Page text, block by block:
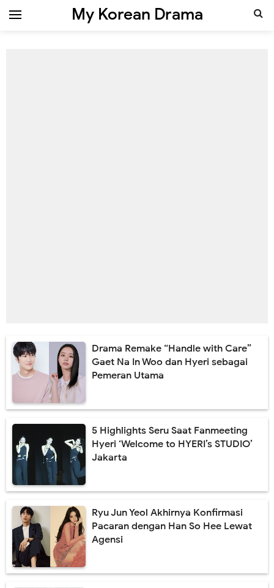
My Korean Drama
Drama Remake “Handle with Care”
Gaet Na In Woo dan Hyeri sebagai
Pemeran Utama
5 Highlights Seru Saat Fanmeeting
Hyeri ‘Welcome to HYERI’s STUDIO’
Jakarta
Ryu Jun Yeol Akhirnya Konfirmasi
Pacaran dengan Han So Hee Lewat
Agensi